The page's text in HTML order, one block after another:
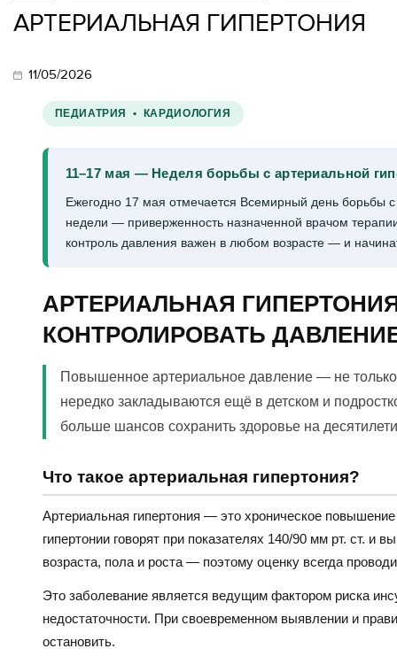
АРТЕРИАЛЬНАЯ ГИПЕРТОНИЯ
11/05/2026
ПЕДИАТРИЯ • КАРДИОЛОГИЯ
11–17 мая — Неделя борьбы с артериальной
Ежегодно 17 мая отмечается Всемирный день борьбы
недели — приверженность назначенной врачом
контроль давления важен в любом возрасте — и
АРТЕРИАЛЬНАЯ
КОНТРОЛИРОВАТЬ
Повышенное артериальное давление — не
нередко закладываются ещё в детском и
больше шансов сохранить здоровье на
Что такое артериальная гипертония?
Артериальная гипертония — это хроническое
гипертонии говорят при показателях 140/90 мм рт. ст. и
возраста, пола и роста — поэтому оценку всегда
Это заболевание является ведущим фактором риска
недостаточности. При своевременном выявлении и
остановить.